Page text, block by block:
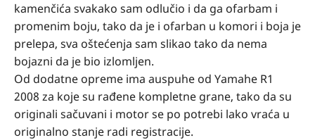
kamenčića svakako sam odlučio i da ga ofarbam i
promenim boju, tako da je i ofarban u komori i boja je
prelepa, sva oštećenja sam slikao tako da nema
bojazni da je bio izlomljen.
Od dodatne opreme ima auspuhe od Yamahe R1
2008 za koje su rađene kompletne grane, tako da su
originali sačuvani i motor se po potrebi lako vraća u
originalno stanje radi registracije.